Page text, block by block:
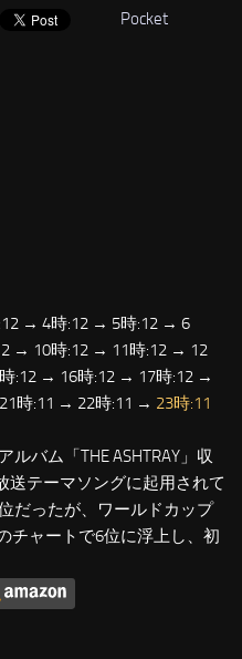
Pocket
→ 4時:12 → 5時:12 → 6
→ 10時:12 → 11時:12 → 12
:12 → 16時:12 → 17時:12 →
時:11 → 22時:11 → 23時:11
ルバム「THE ASHTRAY」収
送テーマソングに起用されて
だったが、ワールドカップ
チャートで6位に浮上し、初